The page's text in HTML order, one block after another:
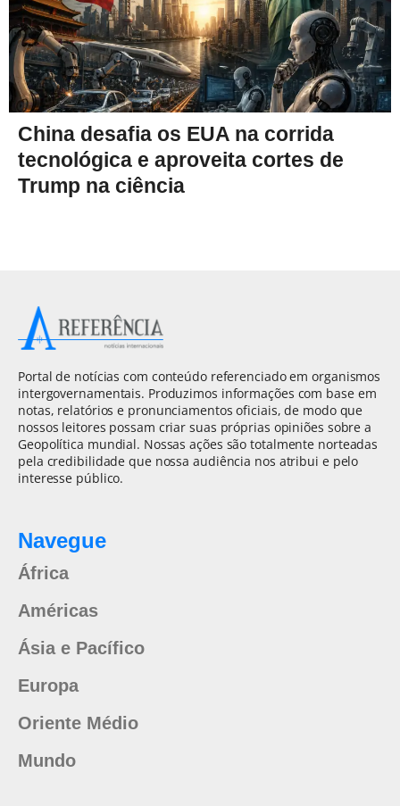
China desafia os EUA na corrida
tecnológica e aproveita cortes de
Trump na ciência
Portal de notícias com conteúdo referenciado em organismos
intergovernamentais. Produzimos informações com base em
notas, relatórios e pronunciamentos oficiais, de modo que
nossos leitores possam criar suas próprias opiniões sobre a
Geopolítica mundial. Nossas ações são totalmente norteadas
pela credibilidade que nossa audiência nos atribui e pelo
interesse público.
Navegue
África
Américas
Ásia e Pacífico
Europa
Oriente Médio
Mundo